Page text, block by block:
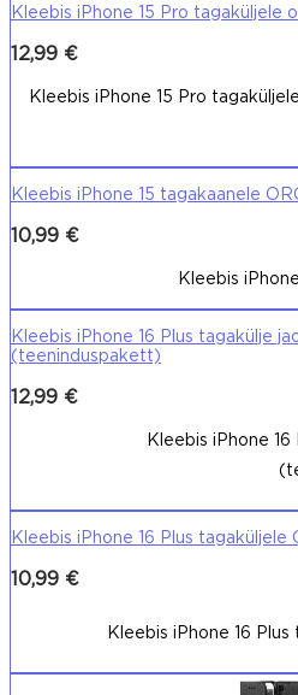
Kleebis iPhone 15 Pro tagaküljele
12,99 €
Kleebis iPhone 15 Pro
Kleebis iPhone 15 tagakaanele
10,99 €
Kleebis
Kleebis iPhone 16 Plus tagakülje
(teeninduspakett)
12,99 €
Kleebis iPhone 16
Kleebis iPhone 16 Plus tagaküljele
10,99 €
Kleebis iPhone 16